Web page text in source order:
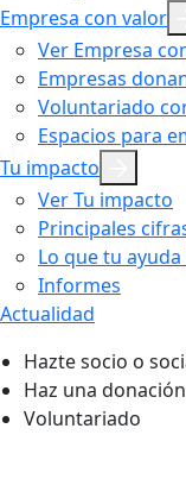
Empresa con valor
Ver Empresa
Empresas
Voluntariado
Espacios para
Tu impacto
Ver Tu impacto
Principales
Lo que tu
Informes
Actualidad
Hazte socio o
Haz una donación
Voluntariado